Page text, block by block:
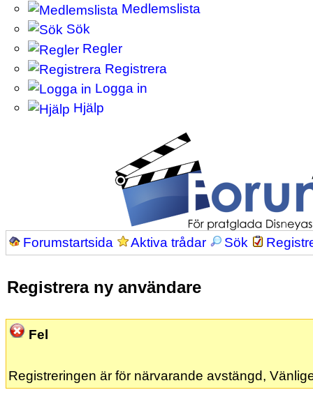
Medlemslista
Sök
Regler
Registrera
Logga in
Hjälp
Forumstartsida Aktiva trådar Sök
Registrera ny användare
Fel
Registreringen är för närvarande avstängd,